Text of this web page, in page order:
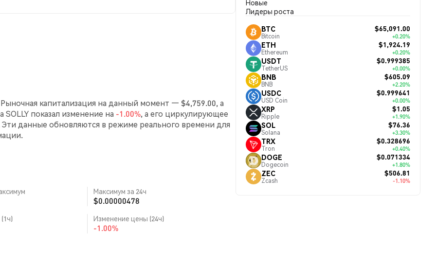
Рыночная капитализация на данный момент — $4,759.00, а
показал изменение на -1.00%, а его циркулирующее
данные обновляются в режиме реального времени для
Максимум за 24ч
$0.00000478
Изменение цены (24ч)
-1.00%
Новые
Лидеры роста
BTC
Bitcoin
$65,091.00
+0.20%
ETH
Ethereum
$1,924.19
+0.20%
USDT
TetherUS
$0.999385
+0.00%
BNB
BNB
$605.09
+2.20%
USDC
USD Coin
$0.999641
+0.00%
XRP
Ripple
$1.05
+1.90%
SOL
Solana
$76.36
+3.30%
TRX
Tron
$0.328696
+0.40%
DOGE
Dogecoin
$0.071334
+1.80%
ZEC
Zcash
$506.81
-1.10%